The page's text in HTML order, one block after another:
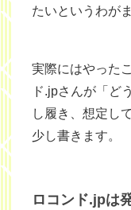
たいというわが
実際にはやった
ド.jpさんが「ど
し履き、想定し
少し書きます。
ロコンド.jpは